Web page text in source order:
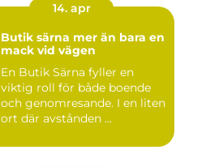
14. apr
Butik särna mer än bara en
mack vid vägen
En Butik Särna fyller en
viktig roll för både boende
och genomresande. I en liten
ort där avstånden ...